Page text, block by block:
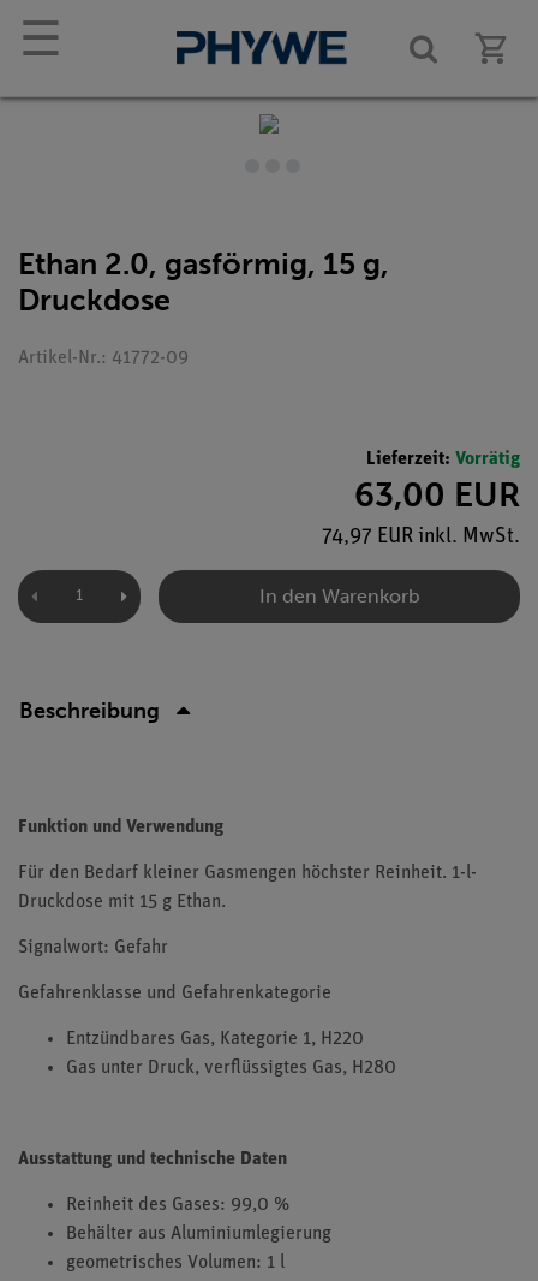
☰
Ethan 2.0, gasförmig, 15 g,
Druckdose
Artikel-Nr.: 41772-09
Lieferzeit: Vorrätig
63,00 EUR
74,97 EUR inkl. MwSt.
In den Warenkorb
Beschreibung
Funktion und Verwendung
Für den Bedarf kleiner Gasmengen höchster Reinheit. 1-l-
Druckdose mit 15 g Ethan.
Signalwort: Gefahr
Gefahrenklasse und Gefahrenkategorie
Entzündbares Gas, Kategorie 1, H220
Gas unter Druck, verflüssigtes Gas, H280
Ausstattung und technische Daten
Reinheit des Gases: 99,0 %
Behälter aus Aluminiumlegierung
geometrisches Volumen: 1 l